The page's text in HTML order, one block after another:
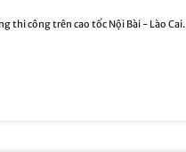
thi công trên cao tốc Nội Bài - Lào Cai.